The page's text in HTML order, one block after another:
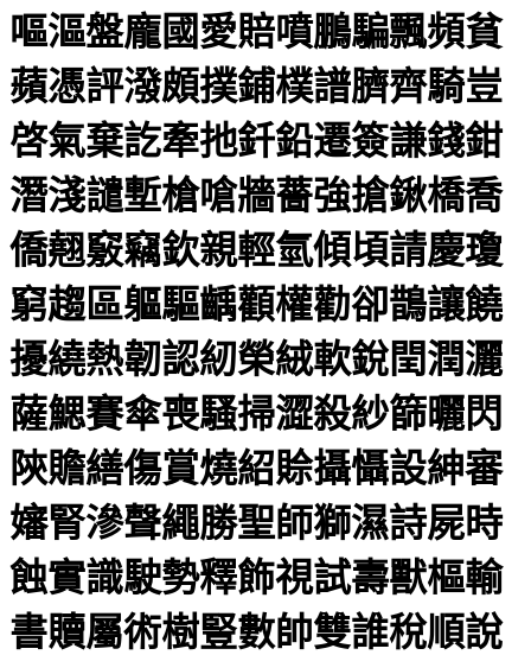
嘔漚盤龐國愛賠噴鵬騙飄頻貧
蘋憑評潑頗撲鋪樸譜臍齊騎豈
啓氣棄訖牽扡釺鉛遷簽謙錢鉗
潛淺譴塹槍嗆牆薔強搶鍬橋喬
僑翹竅竊欽親輕氫傾頃請慶瓊
窮趨區軀驅齲顴權勸卻鵲讓饒
擾繞熱韌認紉榮絨軟銳閏潤灑
薩鰓賽傘喪騷掃澀殺紗篩曬閃
陝贍繕傷賞燒紹賒攝懾設紳審
嬸腎滲聲繩勝聖師獅濕詩屍時
蝕實識駛勢釋飾視試壽獸樞輸
書贖屬術樹豎數帥雙誰稅順說